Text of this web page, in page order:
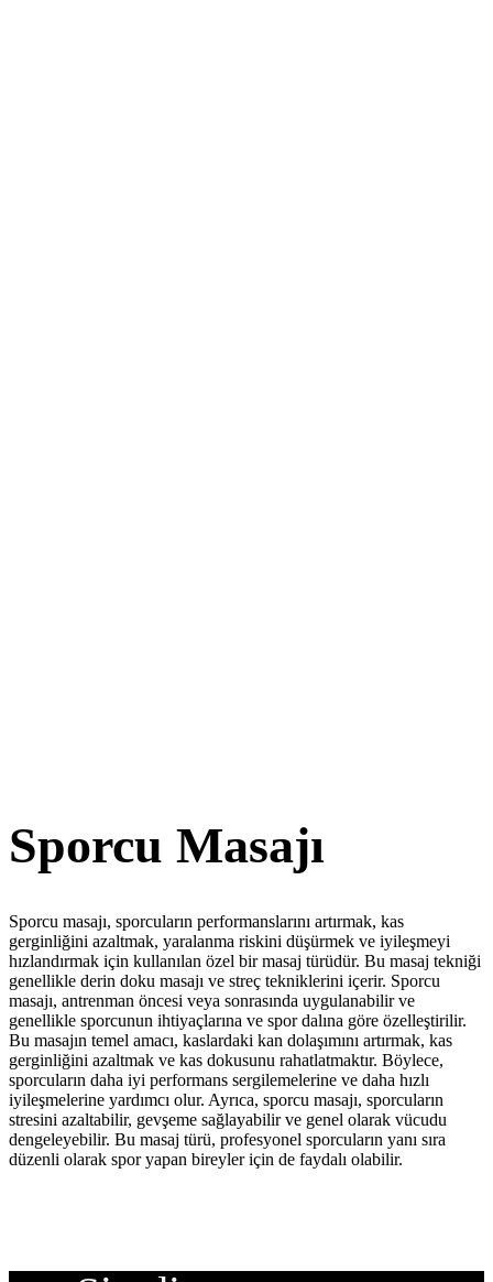
Sporcu Masajı
Sporcu masajı, sporcuların performanslarını artırmak, kas
gerginliğini azaltmak, yaralanma riskini düşürmek ve iyileşmeyi
hızlandırmak için kullanılan özel bir masaj türüdür. Bu masaj tekniği
genellikle derin doku masajı ve streç tekniklerini içerir. Sporcu
masajı, antrenman öncesi veya sonrasında uygulanabilir ve
genellikle sporcunun ihtiyaçlarına ve spor dalına göre özelleştirilir.
Bu masajın temel amacı, kaslardaki kan dolaşımını artırmak, kas
gerginliğini azaltmak ve kas dokusunu rahatlatmaktır. Böylece,
sporcuların daha iyi performans sergilemelerine ve daha hızlı
iyileşmelerine yardımcı olur. Ayrıca, sporcu masajı, sporcuların
stresini azaltabilir, gevşeme sağlayabilir ve genel olarak vücudu
dengeleyebilir. Bu masaj türü, profesyonel sporcuların yanı sıra
düzenli olarak spor yapan bireyler için de faydalı olabilir.